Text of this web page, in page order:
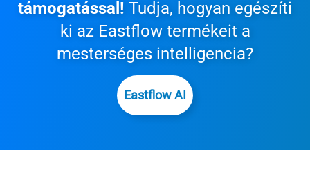
támogatással! Tudja, hogyan egészíti
ki az Eastflow termékeit a
mesterséges intelligencia?
Eastflow AI